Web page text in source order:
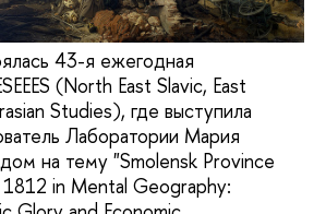
43-я ежегодная
(North East Slavic, East
Studies), где выступила
Лаборатории Мария
на тему "Smolensk Province
in Mental Geography: